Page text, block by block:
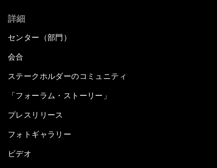
詳細
センター（部門）
会合
ステークホルダーのコミュニティ
「フォーラム・ストーリー」
プレスリリース
フォトギャラリー
ビデオ